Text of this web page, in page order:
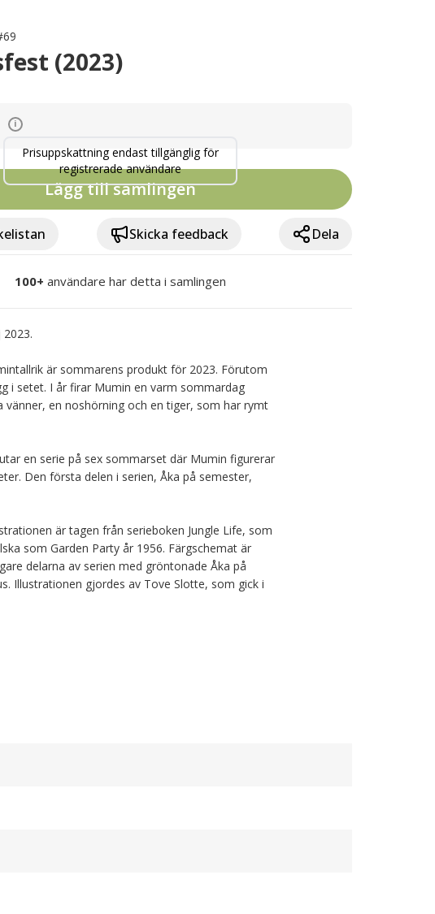
(2023)
i
Prisuppskattning endast tillgänglig för
registrerade användare
Lägg till samlingen
Skicka feedback Dela
100+ användare har detta i samlingen
är sommarens produkt för 2023. Förutom
i setet. I år firar Mumin en varm sommardag
vänner, en noshörning och en tiger, som har rymt
en serie på sex sommarset där Mumin figurerar
Den första delen i serien, Åka på semester,
är tagen från serieboken Jungle Life, som
som Garden Party år 1956. Färgschemat är
delarna av serien med gröntonade Åka på
Illustrationen gjordes av Tove Slotte, som gick i